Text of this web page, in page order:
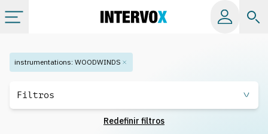
Tópicos
instrumentations: WOODWINDS
Filtros
Redefinir filtros